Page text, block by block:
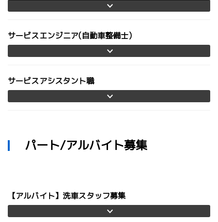
サービスエンジニア(自動車整備士)
サービスアシスタント職
パート/アルバイト募集
【アルバイト】洗車スタッフ募集